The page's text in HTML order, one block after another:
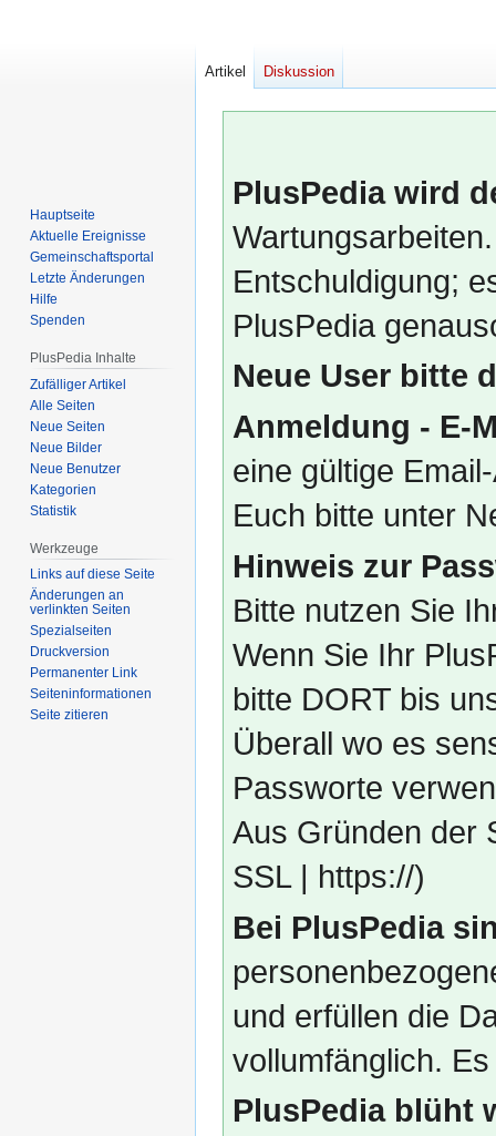
PlusPedia wird
Entschuldigung;
PlusPedia
Neue User bitte
Anmeldung - E-
eine gültige
Euch bitte unter
Hinweis zur
Bitte nutzen Sie
Wenn Sie Ihr
bitte DORT bis
Überall wo es
Passworte
Aus Gründen der
SSL | https://)
Bei PlusPedia
und erfüllen die
vollumfänglich.
PlusPedia blüht
Artikel Diskussion
Hauptseite
Aktuelle Ereignisse
Gemeinschafts­portal
Letzte Änderungen
Hilfe
Spenden
PlusPedia Inhalte
Zufälliger Artikel
Alle Seiten
Neue Seiten
Neue Bilder
Neue Benutzer
Kategorien
Statistik
Werkzeuge
Links auf diese Seite
Änderungen an
verlinkten Seiten
Spezialseiten
Druckversion
Permanenter Link
Seiten­­informationen
Seite zitieren